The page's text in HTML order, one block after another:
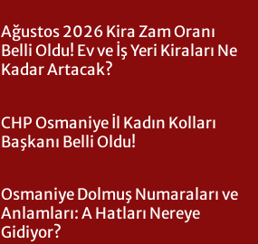
Ağustos 2026 Kira Zam Oranı
Belli Oldu! Ev ve İş Yeri Kiraları Ne
Kadar Artacak?
CHP Osmaniye İl Kadın Kolları
Başkanı Belli Oldu!
Osmaniye Dolmuş Numaraları ve
Anlamları: A Hatları Nereye
Gidiyor?